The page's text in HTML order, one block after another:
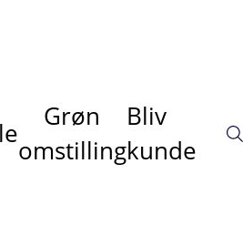
Grøn
omstilling
Bliv
kunde